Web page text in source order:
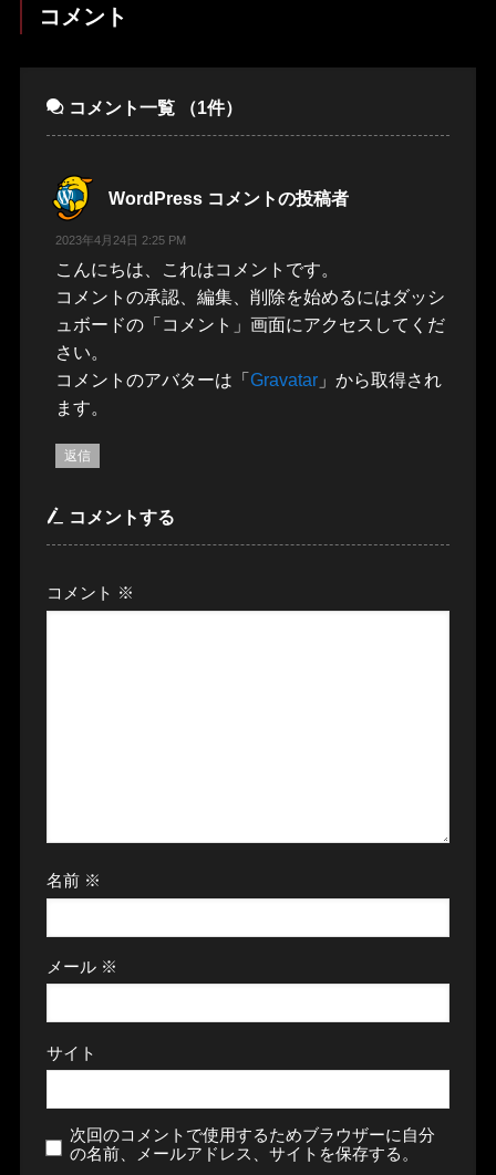
コメント
コメント一覧 （1件）
WordPress コメントの投稿者
2023年4月24日 2:25 PM
こんにちは、これはコメントです。
コメントの承認、編集、削除を始めるにはダッシ
ュボードの「コメント」画面にアクセスしてくだ
さい。
コメントのアバターは「Gravatar 」から取得され
ます。
返信
コメントする
コメント ※
名前 ※
メール ※
サイト
次回のコメントで使用するためブラウザーに自分
の名前、メールアドレス、サイトを保存する。